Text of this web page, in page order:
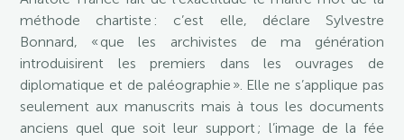
méthode chartiste : c’est elle, déclare Sylvestre
Bonnard, « que les archivistes de ma génération
introduisirent les premiers dans les ouvrages de
diplomatique et de paléographie ». Elle ne s’applique pas
seulement aux manuscrits mais à tous les documents
anciens quel que soit leur support ; l’image de la fée